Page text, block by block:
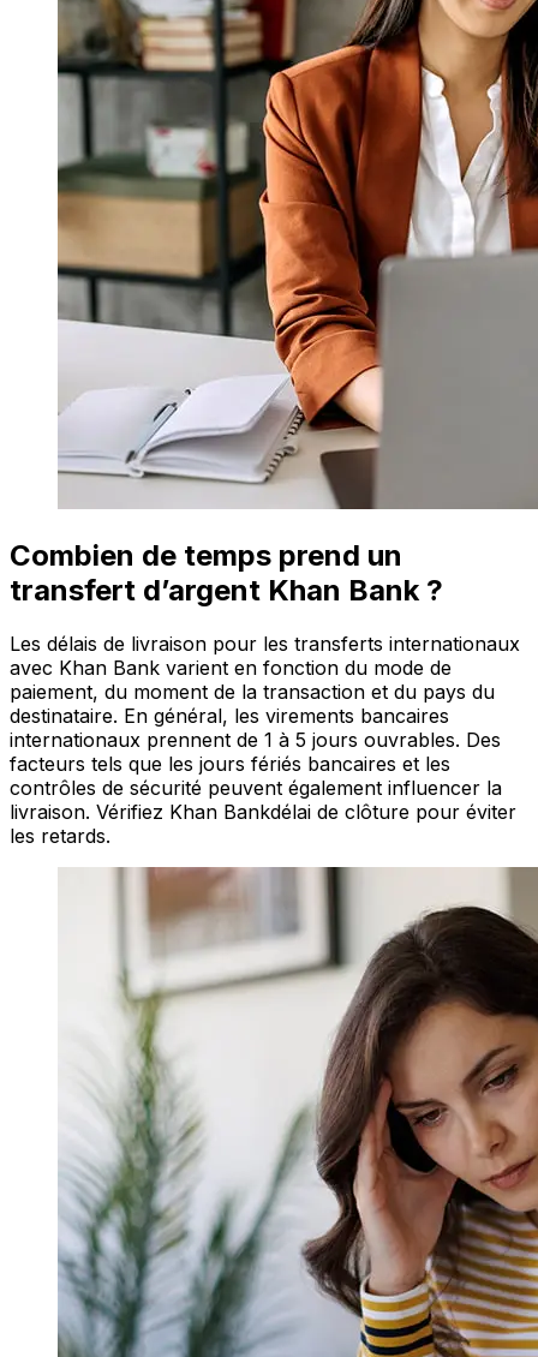
Combien de temps prend un
transfert d’argent Khan Bank ?
Les délais de livraison pour les transferts internationaux
avec Khan Bank varient en fonction du mode de
paiement, du moment de la transaction et du pays du
destinataire. En général, les virements bancaires
internationaux prennent de 1 à 5 jours ouvrables. Des
facteurs tels que les jours fériés bancaires et les
contrôles de sécurité peuvent également influencer la
livraison. Vérifiez Khan Bankdélai de clôture pour éviter
les retards.